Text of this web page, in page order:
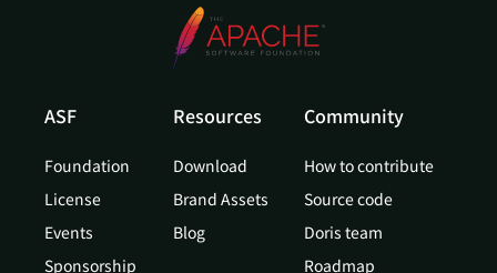
ASF
Foundation
License
Events
Sponsorship
Resources
Download
Brand Assets
Blog
Community
How to contribute
Source code
Doris team
Roadmap